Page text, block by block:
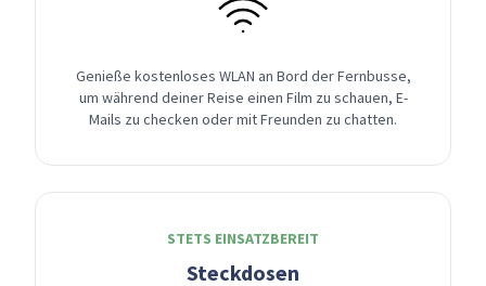
Genieße kostenloses WLAN an Bord der Fernbusse,
um während deiner Reise einen Film zu schauen, E-
Mails zu checken oder mit Freunden zu chatten.
STETS EINSATZBEREIT
Steckdosen